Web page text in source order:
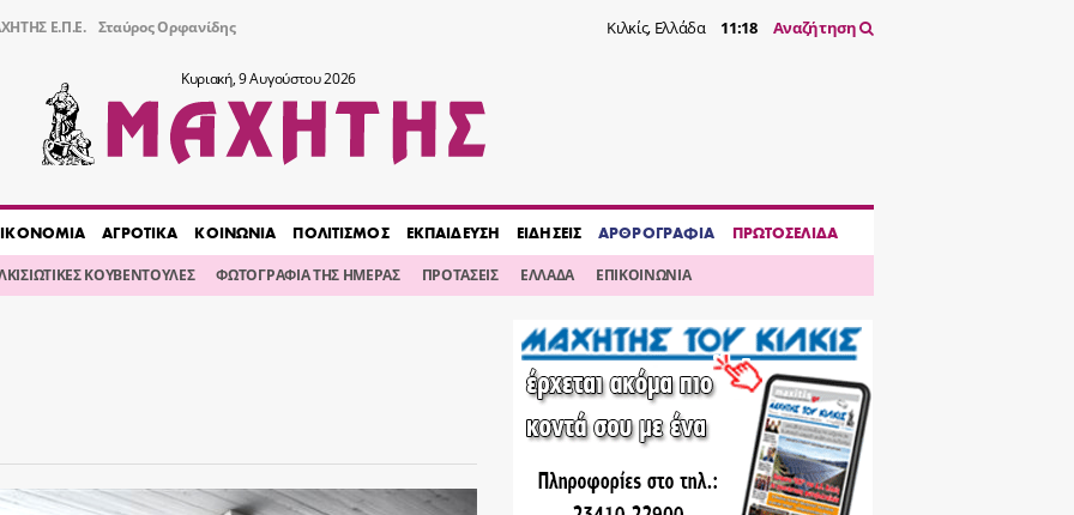
Ε.Π.Ε. Σταύρος Ορφανίδης Κιλκίς, Ελλάδα 11:18 Αναζήτηση
Κυριακή, 9 Αυγούστου 2026
ΑΓΡΟΤΙΚΑ ΚΟΙΝΩΝΙΑ ΠΟΛΙΤΙΣΜΟΣ ΕΚΠΑΙΔΕΥΣΗ ΕΙΔΗΣΕΙΣ ΑΡΘΡΟΓΡΑΦΙΑ ΠΡΩΤΟΣΕΛΙΔΑ
ΚΟΥΒΕΝΤΟΥΛΕΣ ΦΩΤΟΓΡΑΦΙΑ ΤΗΣ ΗΜΕΡΑΣ ΠΡΟΤΑΣΕΙΣ ΕΛΛΑΔΑ ΕΠΙΚΟΙΝΩΝΙΑ